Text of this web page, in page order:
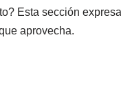
Esta sección
aprovecha.